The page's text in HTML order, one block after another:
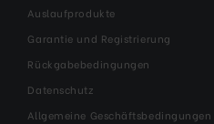
Auslaufprodukte
Garantie und Registrierung
Rückgabebedingungen
Datenschutz
Allgemeine Geschäftsbedingungen